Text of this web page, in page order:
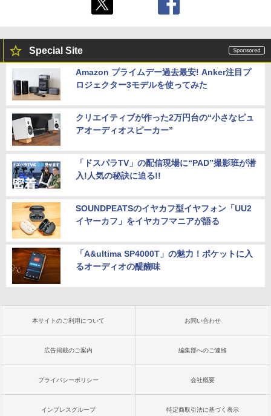
Special Site
Amazon プライムデー過去最安! Anker注目プ
ロジェクター3モデルを使ってみた
クリエイティブが作った2万円台の“小さなピュ
アオーディオスピーカー”
「ドスパラTV」の配信現場に“PAD”撮影班が潜
入!人気の秘訣に迫る!!
SOUNDPEATSのイヤカフ型イヤフォン「UU2
イヤーカフ」をイヤカフマニアが語る
「A&ultima SP4000T」の魅力！ポケットに入
るオーディオの醍醐味
本サイトのご利用について お問い合わせ
広告掲載のご案内 編集部へのご連絡
プライバシーポリシー 会社概要
インプレスグループ 特定商取引法に基づく表示